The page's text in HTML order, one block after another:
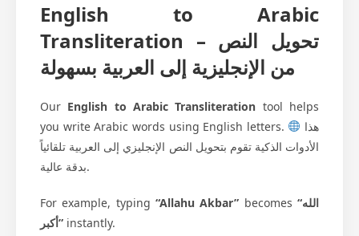
English to Arabic
Transliteration – تحويل النص
من الإنجليزية إلى العربية بسهولة
Our English to Arabic Transliteration tool helps
you write Arabic words using English letters.
الأدوات الذكية تقوم بتحويل النص الإنجليزي إلى العربية تلقائياً
بدقة عالية.
For example, typing “Allahu Akbar” becomes“الله
أكبر” instantly.